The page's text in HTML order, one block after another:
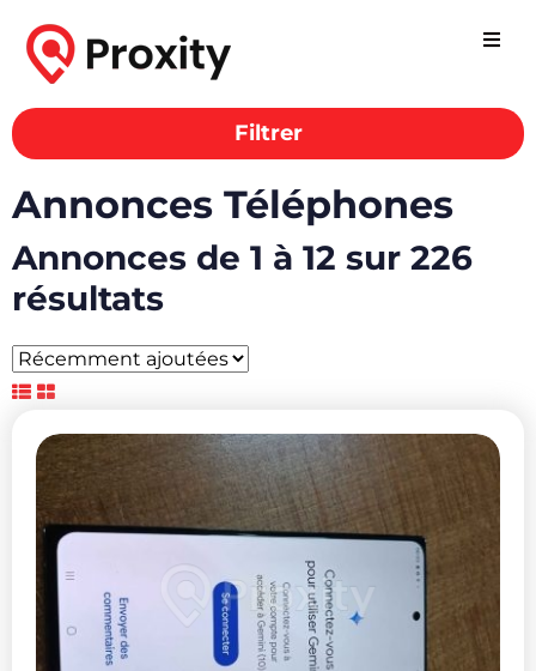
Filtrer
Annonces Téléphones
Annonces de 1 à 12 sur 226
résultats